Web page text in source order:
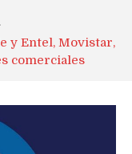
y Entel, Movistar,
comerciales